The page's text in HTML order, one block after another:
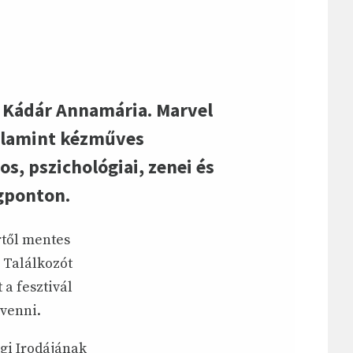
Annamária. Marvel
kézműves
pszichológiai, zenei és
mentes
Találkozót
a fesztivál
Irodájának